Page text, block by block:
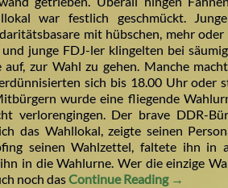
war festlich geschmückt.
mit hübschen, mehr
junge FDJ-ler klingelten bei
zur Wahl zu gehen. Manche
sich bis 18.00 Uhr oder
wurde eine fliegende
verlorengingen. Der brave DDR-
das Wahllokal, zeigte seinen
seinen Wahlzettel, faltete ihn in
in die Wahlurne. Wer die einzige
noch dasContinue Reading →